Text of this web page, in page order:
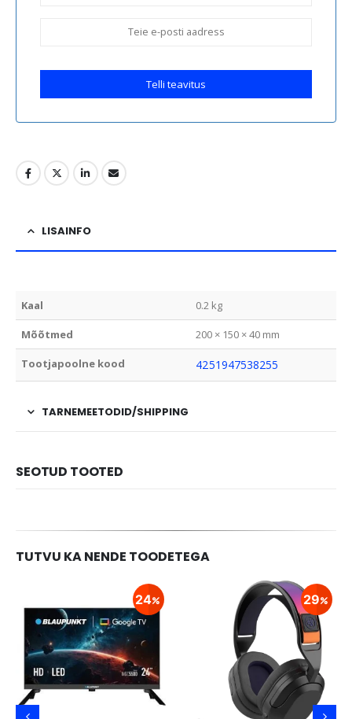
Telli teavitus
LISAINFO
Kaal 0.2 kg
Mõõtmed 200 × 150 × 40 mm
Tootjapoolne kood 4251947538255
TARNEMEETODID/SHIPPING
SEOTUD TOOTED
TUTVU KA NENDE TOODETEGA
24 29